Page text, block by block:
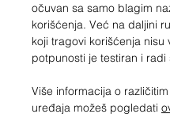
očuvan sa samo blagim
korišćenja. Već na daljini
koji tragovi korišćenja nisu
potpunosti je testiran i radi
Više informacija o
uređaja možeš pogledati